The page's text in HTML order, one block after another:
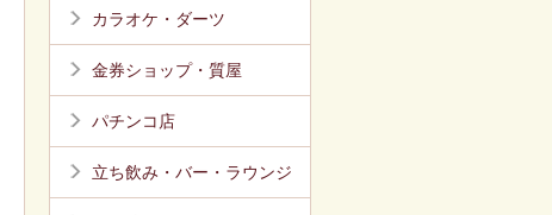
カラオケ・ダーツ
金券ショップ・質屋
パチンコ店
立ち飲み・バー・ラウンジ